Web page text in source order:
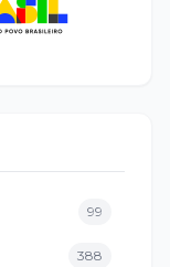
99
388